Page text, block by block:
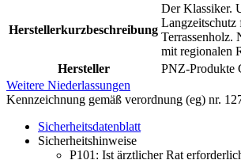
Herstellerkurzbeschreibung
Der Klassiker.
Langzeitschutz
Terrassenholz.
mit regionalen
Hersteller
PNZ-Produkte
Weitere Niederlassungen
Kennzeichnung gemäß verordnung (eg) nr.
Sicherheitsdatenblatt
Sicherheitshinweise
P101: Ist ärztlicher Rat